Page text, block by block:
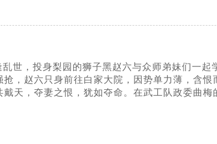
世，投身梨园的狮子黑赵六与众师弟妹们一起
，赵六只身前往白家大院，因势单力薄，含
天，夺妻之恨，犹如夺命。在武工队政委曲